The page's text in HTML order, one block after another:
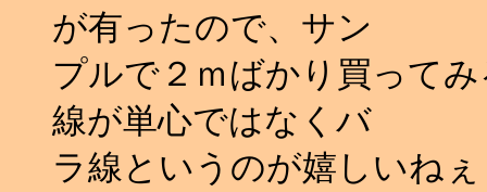
が有ったので、サン
プルで２ｍばかり買って
線が単心ではなくバ
ラ線というのが嬉しい